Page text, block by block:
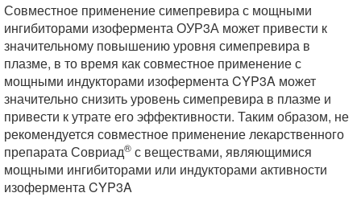
Совместное применение симепревира с мощными
ингибиторами изофермента ОУР3А может привести к
значительному повышению уровня симепревира в
плазме, в то время как совместное применение с
мощными индукторами изофермента CYP3A может
значительно снизить уровень симепревира в плазме и
привести к утрате его эффективности. Таким образом, не
рекомендуется совместное применение лекарственного
препарата Совриад® с веществами, являющимися
мощными ингибиторами или индукторами активности
изофермента CYP3A